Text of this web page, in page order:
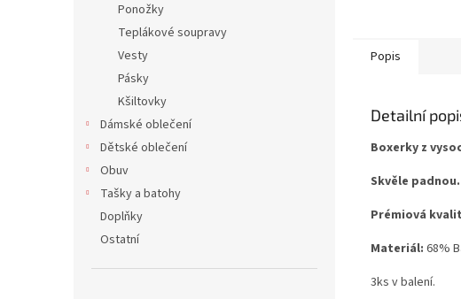
Ponožky
Teplákové soupravy
Vesty
Pásky
Kšiltovky
Dámské oblečení
Dětské oblečení
Obuv
Tašky a batohy
Doplňky
Ostatní
Popis
Detailní
Boxerky z
Skvěle padnou.
Prémiová
Materiál: 68%
3ks v balení.